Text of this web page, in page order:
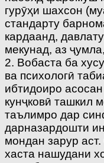
гурӯҳи шахсон
стандарту
кардаанд,
мекунад, аз
2. Вобаста ба
ва психологӣ
ибтидоиро
кунҷковӣ ташкил
таълимро дар
дарназардошти
мондан зарур
хаста нашудани